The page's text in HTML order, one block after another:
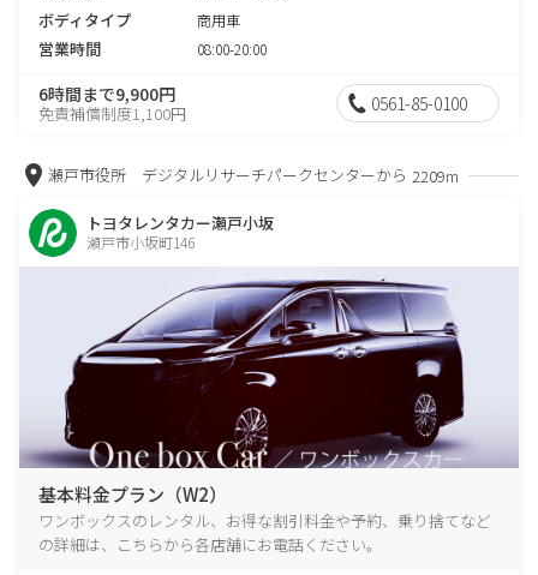
ボディタイプ 商用車
営業時間 08:00-20:00
6時間まで9,900円
免責補償制度1,100円 0561-85-0100
瀬戸市役所 デジタルリサーチパークセンターから 2209m
トヨタレンタカー瀬戸小坂
瀬戸市小坂町146
基本料金プラン（W2）
ワンボックスのレンタル、お得な割引料金や予約、乗り捨てなど
の詳細は、こちらから各店舗にお電話ください。